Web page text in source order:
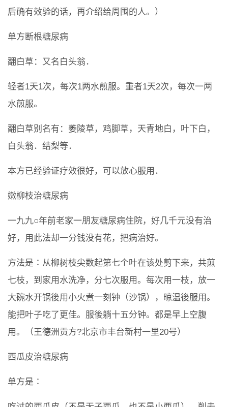
后确有效验的话，再介绍给周围的人。）
单方断根糖尿病
翻白草：又名白头翁．
轻者1天1次，每次1两水煎服。重者1天2次，每次一两
水煎服。
翻白草别名有：萎陵草，鸡脚草，天青地白，叶下白，
白头翁．结梨等．
本方已经验证疗效很好，可以放心服用．
嫩柳枝治糖尿病
一九九○年前老家一朋友糖尿病住院，好几千元没有治
好，用此法却一分钱没有花，把病治好。
方法是∶从柳树枝尖数起第七个叶在该处剪下来，共煎
七枝，到家用水洗净，分七次服用。每次用一枝，放一
大碗水开锅後用小火煮一刻钟（沙锅），晾温後服用。
能把叶子吃了更佳。服後躺十五分钟。都是早上空腹
用。（王德洲贡方?北京市丰台新村一里20号）
西瓜皮治糖尿病
单方是∶